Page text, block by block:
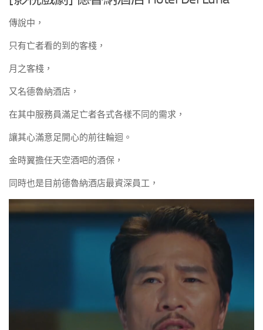
傳說中，
只有亡者看的到的客棧，
月之客棧，
又名德魯納酒店，
在其中服務員滿足亡者各式各樣不同的需求，
讓其心滿意足開心的前往輪迴。
金時翼擔任天空酒吧的酒保，
同時也是目前德魯納酒店最資深員工，